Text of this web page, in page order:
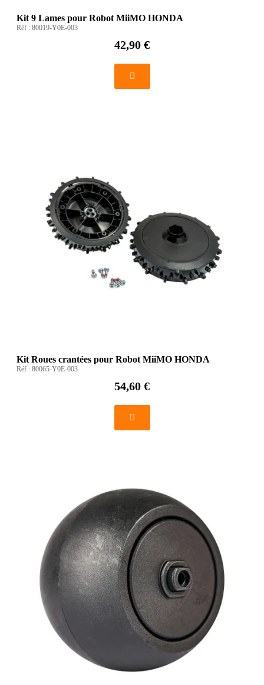
Kit 9 Lames pour Robot MiiMO HONDA
Réf : 80019-Y0E-003
42,90 €
Kit Roues crantées pour Robot MiiMO HONDA
Réf : 80065-Y0E-003
54,60 €